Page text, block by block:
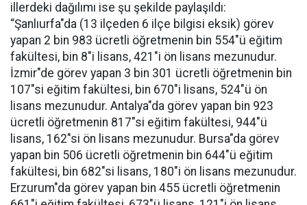
illerdeki dağılımı ise şu şekilde paylaşıldı:
“Şanlıurfa"da (13 ilçeden 6 ilçe bilgisi eksik) görev
yapan 2 bin 983 ücretli öğretmenin bin 554"ü eğitim
fakültesi, bin 8"i lisans, 421"i ön lisans mezunudur.
İzmir"de görev yapan 3 bin 301 ücretli öğretmenin bin
107"si eğitim fakültesi, bin 670"i lisans, 524"ü ön
lisans mezunudur. Antalya"da görev yapan bin 923
ücretli öğretmenin 817"si eğitim fakültesi, 944"ü
lisans, 162"si ön lisans mezunudur. Bursa"da görev
yapan bin 506 ücretli öğretmenin bin 644"ü eğitim
fakültesi, bin 682"si lisans, 180"i ön lisans mezunudur.
Erzurum"da görev yapan bin 455 ücretli öğretmenin